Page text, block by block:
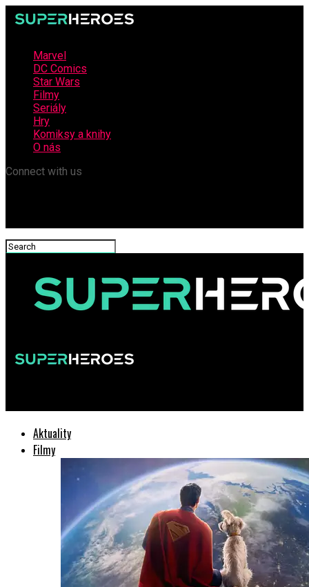
Marvel
DC Comics
Star Wars
Filmy
Seriály
Hry
Komiksy a knihy
O nás
Connect with us
Aktuality
Filmy